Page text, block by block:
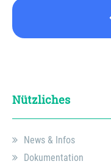
Nützliches
News & Infos
Dokumentation